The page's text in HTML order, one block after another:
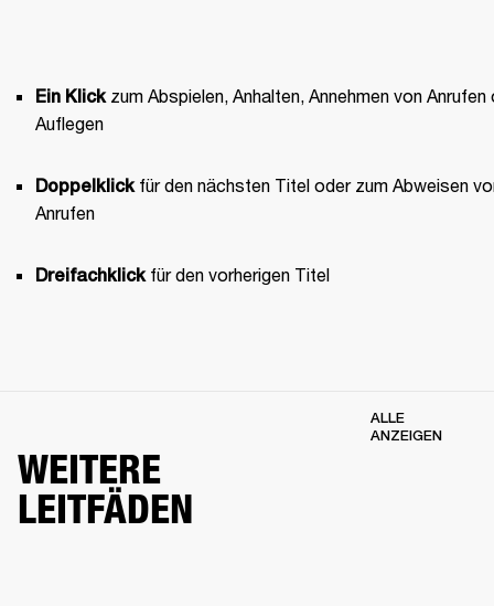
Ein Klick zum Abspielen, Anhalten, Annehmen von Anrufen
Auflegen
Doppelklick für den nächsten Titel oder zum Abweisen
Anrufen
Dreifachklick für den vorherigen Titel
WEITERE
LEITFÄDEN
ALLE
ANZEIGEN